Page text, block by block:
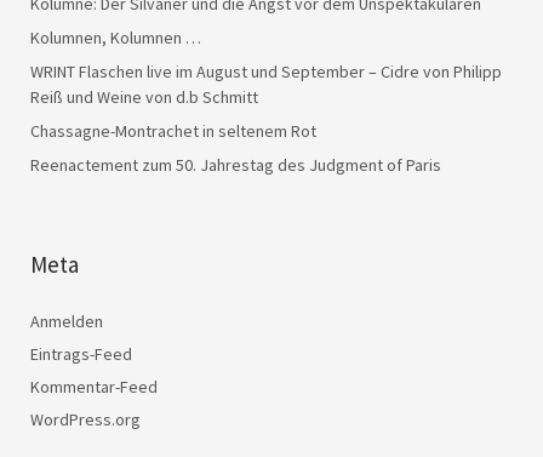
Kolumnen, Kolumnen …
WRINT Flaschen live im August und September – Cidre von Philipp
Reiß und Weine von d.b Schmitt
Chassagne-Montrachet in seltenem Rot
Reenactement zum 50. Jahrestag des Judgment of Paris
Meta
Anmelden
Eintrags-Feed
Kommentar-Feed
WordPress.org